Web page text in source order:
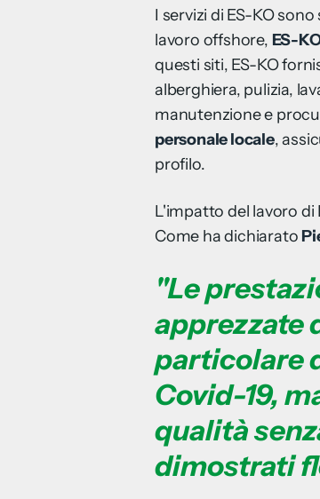
I servizi di ES-KO
lavoro offshore, ES-
questi siti, ES-KO
alberghiera, pulizia,
manutenzione e
personale locale,
profilo.
L'impatto del lavoro
Come ha dichiarato
"Le
apprezzate
particolare
Covid-19,
qualità
dimostrati